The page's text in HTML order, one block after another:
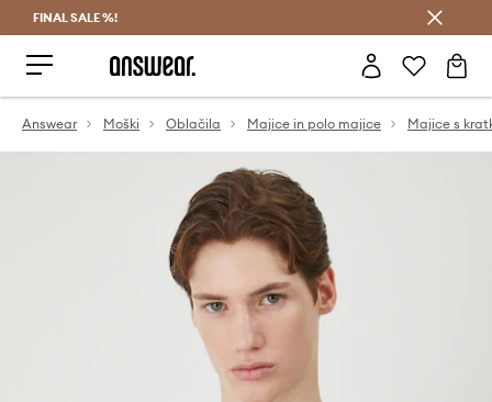
FINAL SALE %!
Answear Moški Oblačila Majice in polo majice Majice s